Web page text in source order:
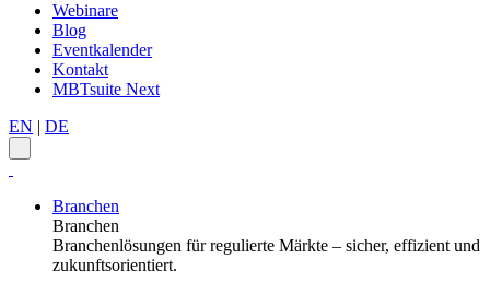
Webinare
Blog
Eventkalender
Kontakt
MBTsuite Next
EN | DE
Branchen
Branchen
Branchenlösungen für regulierte Märkte – sicher, effizient und
zukunftsorientiert.